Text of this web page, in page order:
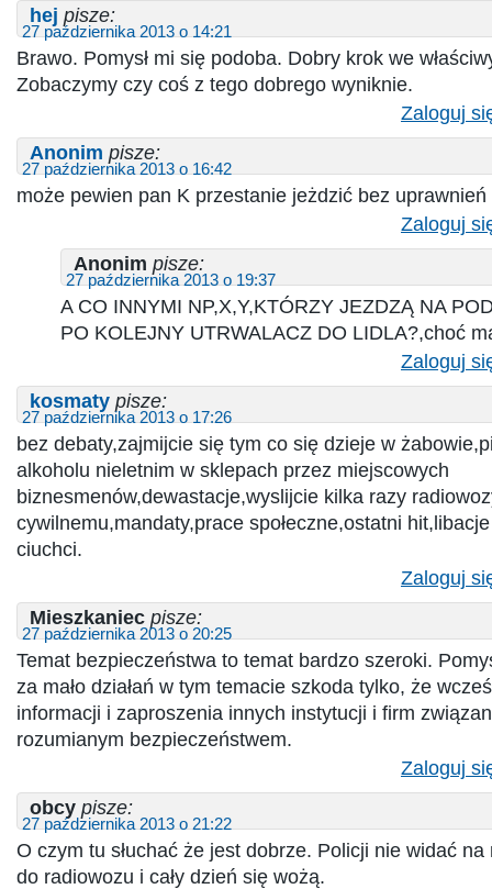
hej pisze:
27 października 2013 o 14:21
Brawo. Pomysł mi się podoba. Dobry krok we
Zobaczymy czy coś z tego dobrego wyniknie.
Zaloguj
Anonim pisze:
27 października 2013 o 16:42
może pewien pan K przestanie jeżdzić bez uprawnień
Zaloguj
Anonim pisze:
27 października 2013 o 19:37
A CO INNYMI NP,X,Y,KTÓRZY JEZDZĄ NA
PO KOLEJNY UTRWALACZ DO LIDLA?,choć
Zaloguj
kosmaty pisze:
27 października 2013 o 17:26
bez debaty,zajmijcie się tym co się dzieje w
alkoholu nieletnim w sklepach przez miejscowych
biznesmenów,dewastacje,wyslijcie kilka razy
cywilnemu,mandaty,prace społeczne,ostatni
ciuchci.
Zaloguj
Mieszkaniec pisze:
27 października 2013 o 20:25
Temat bezpieczeństwa to temat bardzo szeroki.
za mało działań w tym temacie szkoda tylko, że
informacji i zaproszenia innych instytucji i firm
rozumianym bezpieczeństwem.
Zaloguj
obcy pisze:
27 października 2013 o 21:22
O czym tu słuchać że jest dobrze. Policji nie widać
do radiowozu i cały dzień się wożą.